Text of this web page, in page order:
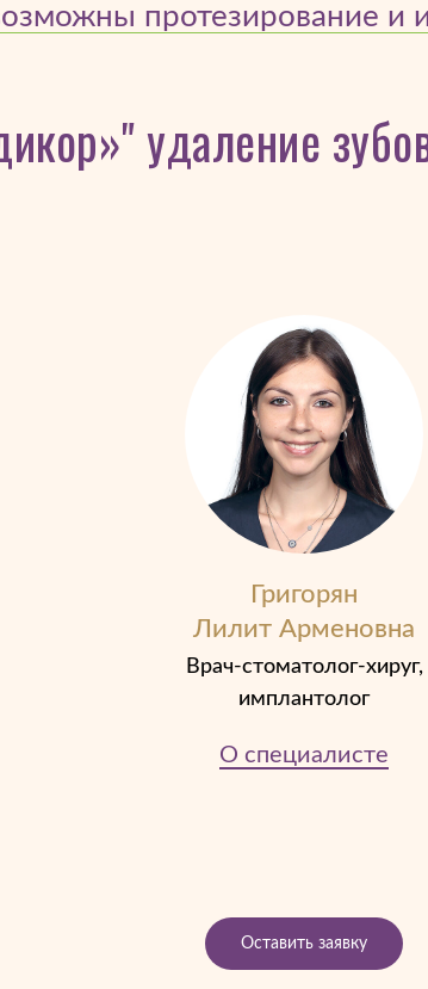
протезирование и
удаление
Григорян
Лилит Арменовна
Врач-стоматолог-хируг,
имплантолог
О специалисте
Оставить заявку